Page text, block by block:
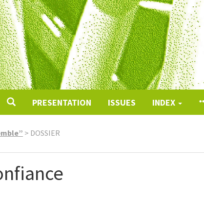
PRESENTATION ISSUES INDEX
> DOSSIER